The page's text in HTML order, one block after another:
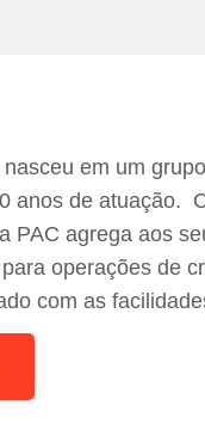
em um
anos de atuação.
PAC agrega aos
operações de
com as